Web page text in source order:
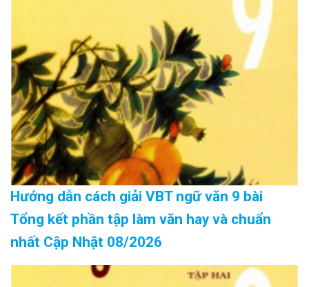
Hướng dẫn cách giải VBT ngữ văn 9 bài
Tổng kết phần tập làm văn hay và chuẩn
nhất Cập Nhật 08/2026